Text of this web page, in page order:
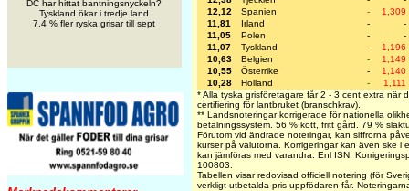
DC har hittat bantningsnyckeln?
Tyskland ökar i tredje land
7,4 % fler ryska grisar till sept
12,12
Spanien -
1,309
11,81
Irland -
-
11,05
Polen -
-
11,07
Tyskland -
1,196
10,63
Belgien -
1,149
10,55
Österrike -
1,140
10,28
Holland -
1,111
* Alla tyska grisföretagare får 2 - 3 cent extra när
certifiering för lantbruket (branschkrav).
** Landsnoteringar korrigerade för nationella
betalningssystem. 56 % kött, fritt gård. 79 %
Förutom vid ändrade noteringar, kan siffrorna
kurser på valutorna. Korrigeringar kan även ske i
kan jämföras med varandra. Enl ISN.
100803.
Tabellen visar redovisad officiell notering (för
verkligt utbetalda pris uppfödaren får.